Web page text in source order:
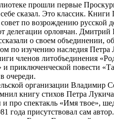
прошли первые
сказал. Это классик.
по возрождению русской
делегации орловчан.
о своем объединении,
по изучению наследия
членов литобъединения
приключенческой повести
очереди.
организации Владимир
книгу стихов Петра
про спектакль «Имя твое»,
года присутствовал сам